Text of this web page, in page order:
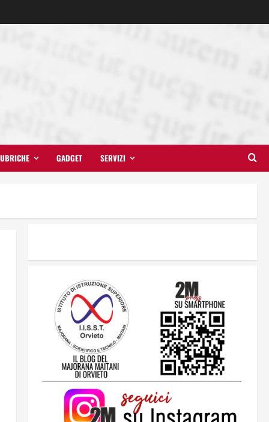
GADGET SERVIZI
2
3
Orientarsi significa Scegliere.
Ogni gesto lascia un impronta
13 Giugno 2026
lampo del Como 1907 verso
l’Europa